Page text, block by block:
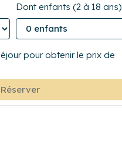
Dont enfants (2 à 18 ans)
pour obtenir le prix de
Réserver